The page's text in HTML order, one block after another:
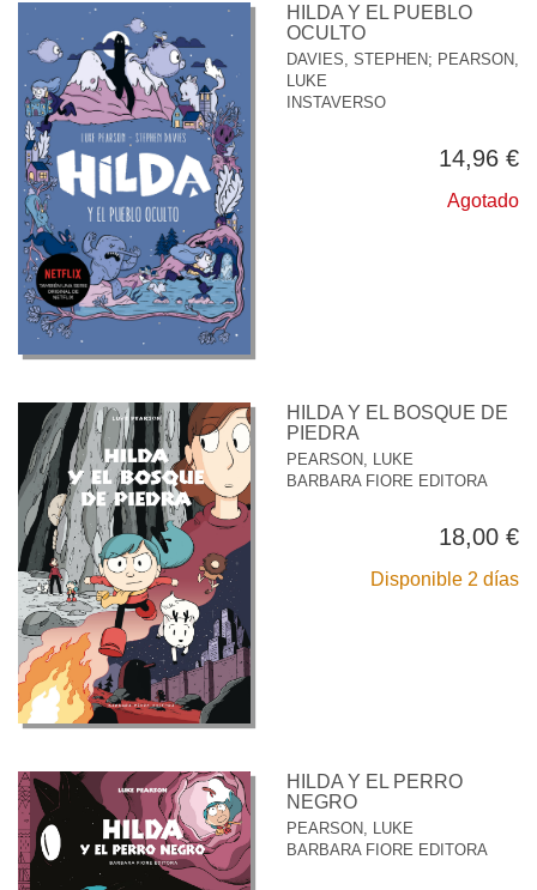
HILDA Y EL PUEBLO
OCULTO
DAVIES, STEPHEN; PEARSON,
LUKE
INSTAVERSO
14,96 €
Agotado
HILDA Y EL BOSQUE DE
PIEDRA
PEARSON, LUKE
BARBARA FIORE EDITORA
18,00 €
Disponible 2 días
HILDA Y EL PERRO
NEGRO
PEARSON, LUKE
BARBARA FIORE EDITORA